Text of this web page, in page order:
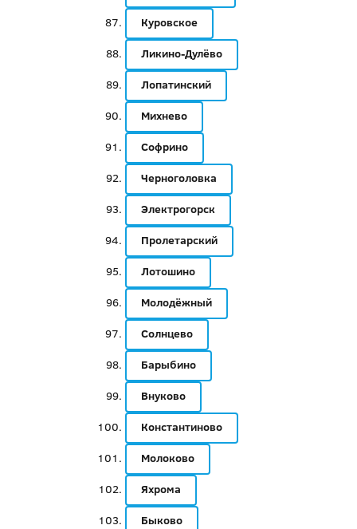
Куровское
Ликино-Дулёво
Лопатинский
Михнево
Софрино
Черноголовка
Электрогорск
Пролетарский
Лотошино
Молодёжный
Солнцево
Барыбино
Внуково
Константиново
Молоково
Яхрома
Быково